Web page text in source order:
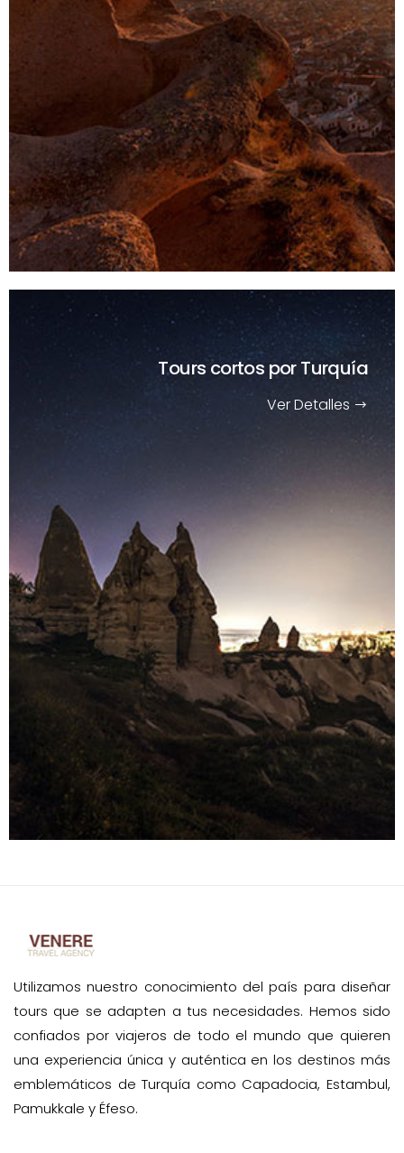
Tours cortos por Turquía
Ver Detalles
Utilizamos nuestro conocimiento del país para diseñar
tours que se adapten a tus necesidades. Hemos sido
confiados por viajeros de todo el mundo que quieren
una experiencia única y auténtica en los destinos más
emblemáticos de Turquía como Capadocia, Estambul,
Pamukkale y Éfeso.